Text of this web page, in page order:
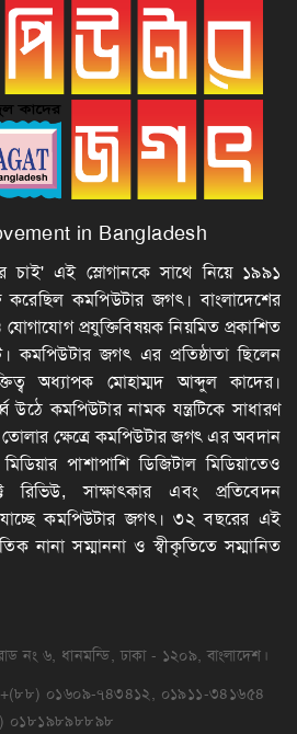
in Bangladesh
চাই' এই স্লোগানকে সাথে নিয়ে ১৯৯১
করেছিল কমপিউটার জগৎ। বাংলাদেশের
প্রযুক্তিবিষয়ক নিয়মিত প্রকাশিত
কমপিউটার জগৎ এর প্রতিষ্ঠাতা ছিলেন
অধ্যাপক মোহাম্মদ আব্দুল কাদের।
উঠে কমপিউটার নামক যন্ত্রটিকে সাধারণ
ক্ষেত্রে কমপিউটার জগৎ এর অবদান
পাশাপাশি ডিজিটাল মিডিয়াতেও
রিভিউ, সাক্ষাৎকার এবং প্রতিবেদন
যাচ্ছে কমপিউটার জগৎ। ৩২ বছরের এই
নানা সম্মাননা ও স্বীকৃতিতে সম্মানিত
নং ৬, ধানমন্ডি, ঢাকা - ১২০৯, বাংলাদেশ।
+(৮৮) ০১৬০৯-৭৪৩৪১২, ০১৯১১-৩৪১৬৫৪
০১৮১৯৮৯৮৮৯৮